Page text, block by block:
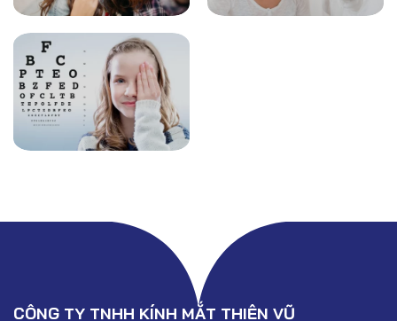
CÔNG TY TNHH KÍNH MẮT THIÊN VŨ